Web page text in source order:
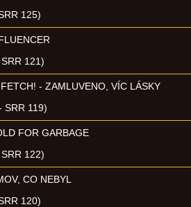
125)
121)
- ZAMLUVENO, VÍC LÁSKY
SRR 119)
FOR GARBAGE
122)
CO NEBYL
120)